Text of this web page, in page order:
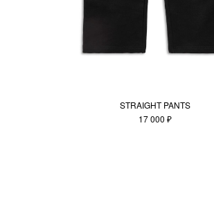
STRAIGHT PANTS
17 000 ₽